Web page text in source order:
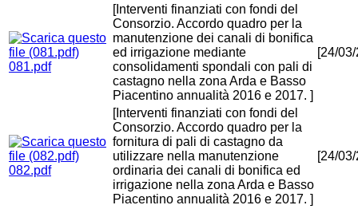
081.pdf
[Interventi finanziati con fondi del
Consorzio. Accordo quadro per la
manutenzione dei canali di bonifica
ed irrigazione mediante
consolidamenti spondali con pali di
castagno nella zona Arda e Basso
Piacentino annualità 2016 e 2017. ]
[24/
082.pdf
[Interventi finanziati con fondi del
Consorzio. Accordo quadro per la
fornitura di pali di castagno da
utilizzare nella manutenzione
ordinaria dei canali di bonifica ed
irrigazione nella zona Arda e Basso
Piacentino annualità 2016 e 2017. ]
[24/